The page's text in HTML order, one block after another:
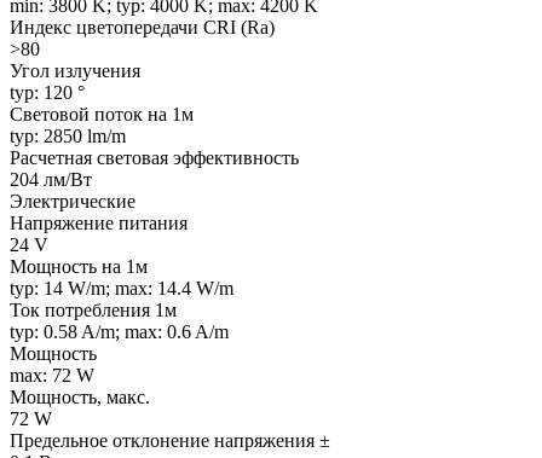
min: 3800 K; typ: 4000 K; max: 4200 K
Индекс цветопередачи CRI (Ra)
>80
Угол излучения
typ: 120 °
Световой поток на 1м
typ: 2850 lm/m
Расчетная световая эффективность
204 лм/Вт
Электрические
Напряжение питания
24 V
Мощность на 1м
typ: 14 W/m; max: 14.4 W/m
Ток потребления 1м
typ: 0.58 A/m; max: 0.6 A/m
Мощность
max: 72 W
Мощность, макс.
72 W
Предельное отклонение напряжения ±